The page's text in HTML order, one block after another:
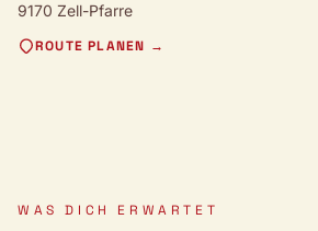
9170 Zell-Pfarre
ROUTE PLANEN →
WAS DICH ERWARTET